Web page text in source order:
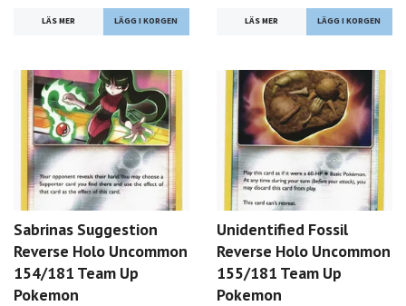
LÄS MER LÄS MER
Sabrinas Suggestion
Reverse Holo Uncommon
154/181 Team Up
Pokemon
Unidentified Fossil
Reverse Holo Uncommon
155/181 Team Up
Pokemon